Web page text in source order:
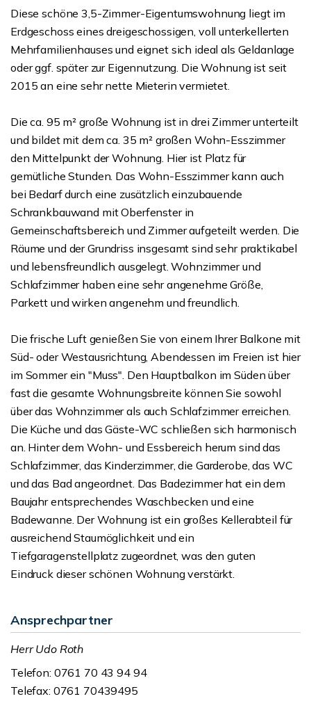
Diese schöne 3,5-Zimmer-Eigentumswohnung liegt im
Erdgeschoss eines dreigeschossigen, voll unterkellerten
Mehrfamilienhauses und eignet sich ideal als Geldanlage
oder ggf. später zur Eigennutzung. Die Wohnung ist seit
2015 an eine sehr nette Mieterin vermietet.
Die ca. 95 m² große Wohnung ist in drei Zimmer unterteilt
und bildet mit dem ca. 35 m² großen Wohn-Esszimmer
den Mittelpunkt der Wohnung. Hier ist Platz für
gemütliche Stunden. Das Wohn-Esszimmer kann auch
bei Bedarf durch eine zusätzlich einzubauende
Schrankbauwand mit Oberfenster in
Gemeinschaftsbereich und Zimmer aufgeteilt werden. Die
Räume und der Grundriss insgesamt sind sehr praktikabel
und lebensfreundlich ausgelegt. Wohnzimmer und
Schlafzimmer haben eine sehr angenehme Größe,
Parkett und wirken angenehm und freundlich.
Die frische Luft genießen Sie von einem Ihrer Balkone mit
Süd- oder Westausrichtung, Abendessen im Freien ist hier
im Sommer ein "Muss". Den Hauptbalkon im Süden über
fast die gesamte Wohnungsbreite können Sie sowohl
über das Wohnzimmer als auch Schlafzimmer erreichen.
Die Küche und das Gäste-WC schließen sich harmonisch
an. Hinter dem Wohn- und Essbereich herum sind das
Schlafzimmer, das Kinderzimmer, die Garderobe, das WC
und das Bad angeordnet. Das Badezimmer hat ein dem
Baujahr entsprechendes Waschbecken und eine
Badewanne. Der Wohnung ist ein großes Kellerabteil für
ausreichend Staumöglichkeit und ein
Tiefgaragenstellplatz zugeordnet, was den guten
Eindruck dieser schönen Wohnung verstärkt.
Ansprechpartner
Herr Udo Roth
Telefon: 0761 70 43 94 94
Telefax: 0761 70439495